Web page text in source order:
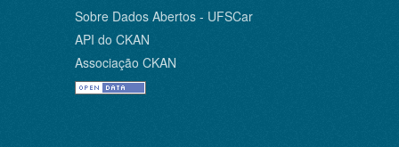
Sobre Dados Abertos - UFSCar
API do CKAN
Associação CKAN